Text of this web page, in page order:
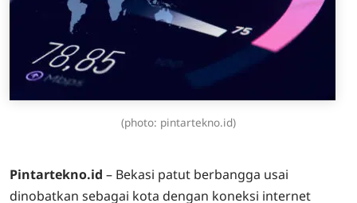
(photo: pintartekno.id)
Pintartekno.id – Bekasi patut berbangga usai
dinobatkan sebagai kota dengan koneksi internet